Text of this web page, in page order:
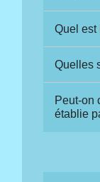
Quel est
Quelles
Peut-on
établie